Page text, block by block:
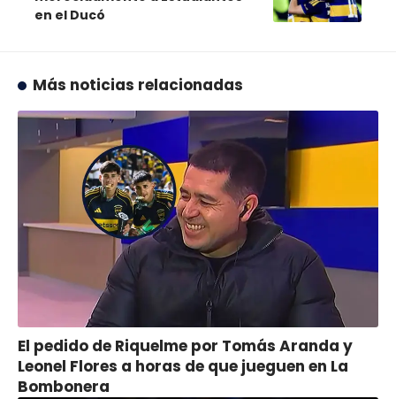
en el Ducó
Más noticias relacionadas
El pedido de Riquelme por Tomás Aranda y
Leonel Flores a horas de que jueguen en La
Bombonera